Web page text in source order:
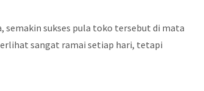
semakin sukses pula toko tersebut di mata
sangat ramai setiap hari, tetapi